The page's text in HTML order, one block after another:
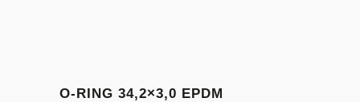
O-RING 34,2×3,0 EPDM